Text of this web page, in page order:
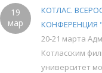
19
мар
КОТЛАС.
КОНФЕРЕНЦИЯ
20-21 марта
Котласским
университет